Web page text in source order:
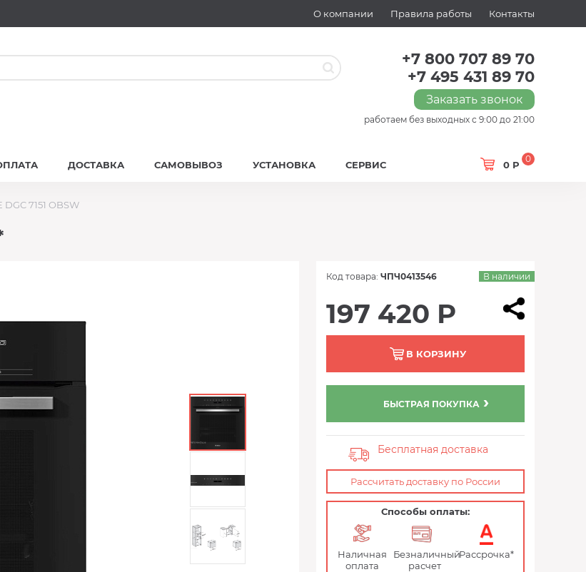
О компании Правила работы Контакты
+7 800 707 89 70
+7 495 431 89 70
Заказать звонок
работаем без выходных с 9:00 до 21:00
0 Р
0
ДОСТАВКА САМОВЫВОЗ УСТАНОВКА СЕРВИС
7151 OBSW
Код товара: ЧПЧ0413546 В наличии
197 420 Р
В КОРЗИНУ
БЫСТРАЯ ПОКУПКА
Бесплатная доставка
Рассчитать доставку по России
Способы оплаты:
Наличная
оплата
Безналичный
расчет
Рассрочка*